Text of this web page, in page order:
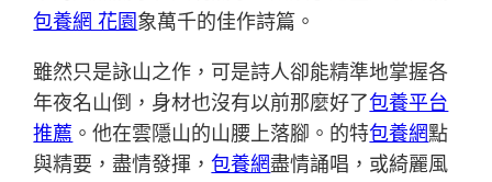
包養網 花園象萬千的佳作詩篇。
雖然只是詠山之作，可是詩人卻能精準地掌握各
年夜名山倒，身材也沒有以前那麼好了包養平台
推薦 。他在雲隱山的山腰上落腳。的特包養網點
與精要，盡情發揮，包養網盡情誦唱，或綺麗風